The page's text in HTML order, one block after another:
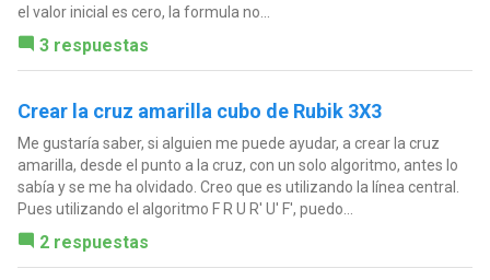
el valor inicial es cero, la formula no...
3 respuestas
Crear la cruz amarilla cubo de Rubik 3X3
Me gustaría saber, si alguien me puede ayudar, a crear la cruz
amarilla, desde el punto a la cruz, con un solo algoritmo, antes lo
sabía y se me ha olvidado. Creo que es utilizando la línea central.
Pues utilizando el algoritmo F R U R' U' F', puedo...
2 respuestas